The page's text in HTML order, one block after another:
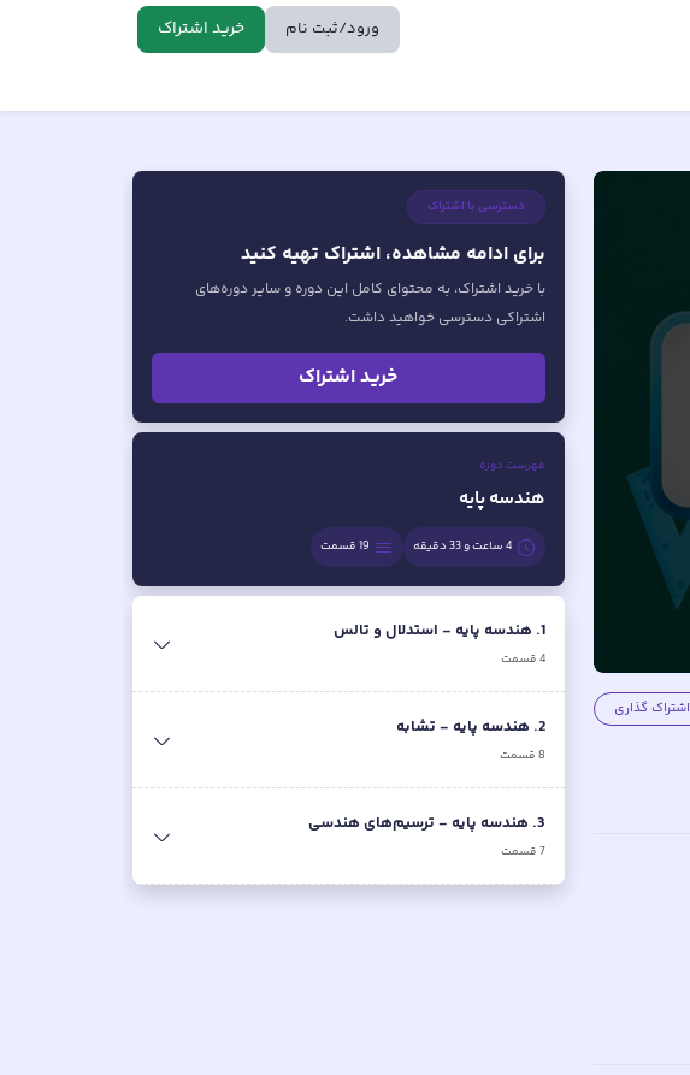
ورود/ثبت نام خرید اشتراک
اشتراک گذاری
دسترسی با اشتراک
برای ادامه مشاهده، اشتراک تهیه کنید
با خرید اشتراک، به محتوای کامل این دوره و سایر دوره‌های
اشتراکی دسترسی خواهید داشت.
خرید اشتراک
فهرست دوره
هندسه پایه
4 ساعت و 33 دقیقه 19قسمت
1
. هندسه پایه - استدلال و تالس
4قسمت
2
. هندسه پایه - تشابه
8قسمت
3
. هندسه پایه - ترسیم‌های هندسی
7قسمت